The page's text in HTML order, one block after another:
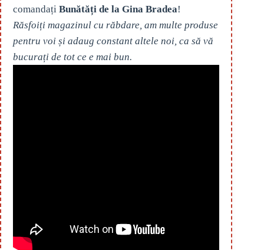
comandați Bunătăți de la Gina Bradea!
Răsfoiți magazinul cu răbdare, am multe produse
pentru voi și adaug constant altele noi, ca să vă
bucurați de tot ce e mai bun.